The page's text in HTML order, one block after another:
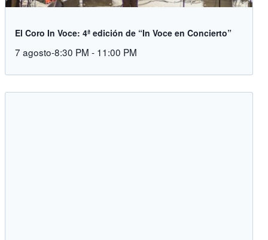
El Coro In Voce: 4ª edición de “In Voce en Concierto”
7 agosto-8:30 PM - 11:00 PM